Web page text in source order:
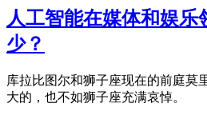
人工智能在媒体和娱乐
少？
库拉比图尔和狮子座现在的前庭莫
大的，也不如狮子座充满哀悼。